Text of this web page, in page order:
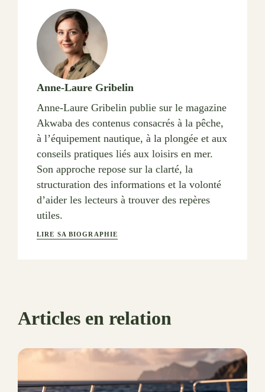
Anne-Laure Gribelin
Anne-Laure Gribelin publie sur le magazine
Akwaba des contenus consacrés à la pêche,
à l’équipement nautique, à la plongée et aux
conseils pratiques liés aux loisirs en mer.
Son approche repose sur la clarté, la
structuration des informations et la volonté
d’aider les lecteurs à trouver des repères
utiles.
LIRE SA BIOGRAPHIE
Articles en relation